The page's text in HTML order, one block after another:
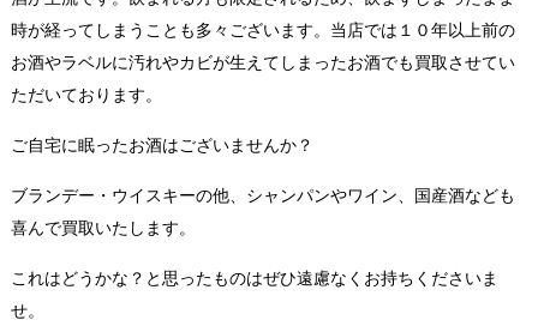
時が経ってしまうことも多々ございます。当店では１０年以上前の
お酒やラベルに汚れやカビが生えてしまったお酒でも買取させてい
ただいております。
ご自宅に眠ったお酒はございませんか？
ブランデー・ウイスキーの他、シャンパンやワイン、国産酒なども
喜んで買取いたします。
これはどうかな？と思ったものはぜひ遠慮なくお持ちくださいま
せ。